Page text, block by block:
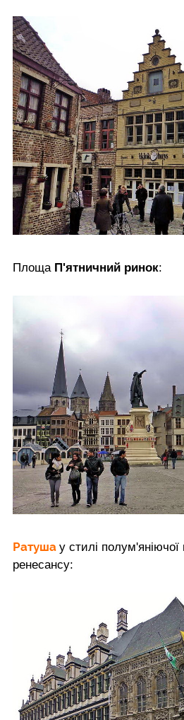
Площа П'ятничний ринок:
Ратуша у стилі
ренесансу: